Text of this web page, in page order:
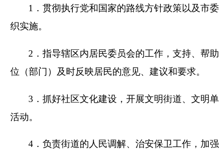
1．贯彻执行党和国家的路线方针政策以及市
织实施。
2．指导辖区内居民委员会的工作，支持、帮
位（部门）及时反映居民的意见、建议和要求。
3．抓好社区文化建设，开展文明街道、文明
活动。
4．负责街道的人民调解、治安保卫工作，加